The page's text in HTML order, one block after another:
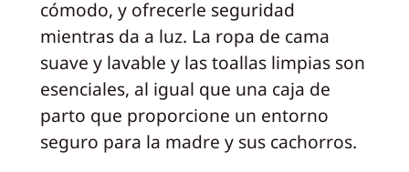
cómodo, y ofrecerle seguridad
mientras da a luz. La ropa de cama
suave y lavable y las toallas limpias son
esenciales, al igual que una caja de
parto que proporcione un entorno
seguro para la madre y sus cachorros.